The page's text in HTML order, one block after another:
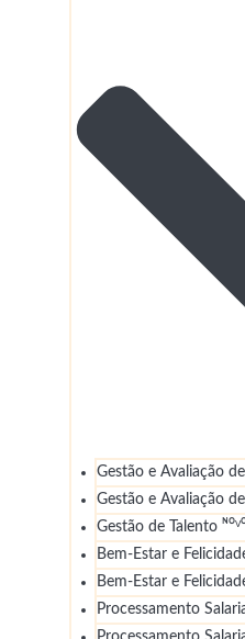
Gestão e Avaliação
Gestão e Avaliação
Gestão de Talento
Bem-Estar e
Bem-Estar e
Processamento